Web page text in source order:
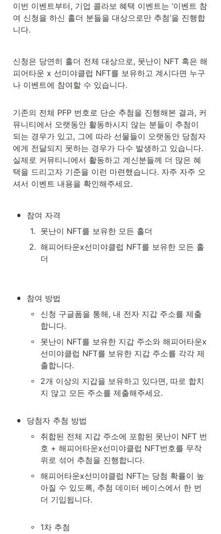
이번 이벤트부터, 기업 콜라보 혜택 이벤트는 ‘이벤트 참
여 신청을 하신 홀더 분들을 대상으로만 추첨’을 진행합
니다.
신청은 당연히 홀더 전체 대상으로, 못난이 NFT 혹은 해
피어타운 x 선미야클럽 NFT를 보유하고 계시다면 누구
나 이벤트에 참여할 수 있습니다.
기존의 전체 PFP 번호로 단순 추첨을 진행해본 결과, 커
뮤니티에서 오랫동안 활동하시지 않는 분들이 추첨이
되는 경우가 있고, 그에 따라 선물들이 오랫동안 당첨자
에게 전달되지 못하는 경우가 다수 발생하고 있습니다.
실제로 커뮤티니에서 활동하고 계신분들께 더 많은 혜
택을 드리고자 기준을 이런 마련했습니다. 자주 자주 오
셔서 이벤트 내용을 확인해주세요.
•
참여 자격
1.
못난이 NFT를 보유한 모든 홀더
2. 해피어타운x선미야클럽 NFT를 보유한 모든 홀
더
• 참여 방법
◦
신청 구글폼을 통해, 내 전자 지갑 주소를 제출
합니다.
◦
못난이 NFT를 보유한 지갑 주소와 해피어타운x
선미야클럽 NFT를 보유한 지갑 주소를 각각 제
출합니다.
◦
2개 이상의 지갑을 보유하고 있다면, 따로 합치
지 않고 모든 주소를 제출해주세요.
• 당첨자 추첨 방법
◦
취합된 전체 지갑 주소에 포함된 못난이 NFT 번
호 + 해피어타운x선미야클럽 NFT번호를 무작
위로 섞어 추첨을 진행합니다.
◦
해피어타운x선미야클럽 NFT는 당첨 확률이 높
아질 수 있도록, 추첨 데이터 베이스에서 한 번
더 기입됩니다.
◦ 1차 추첨